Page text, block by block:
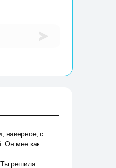
наверное, с
Он мне как
Ты решила